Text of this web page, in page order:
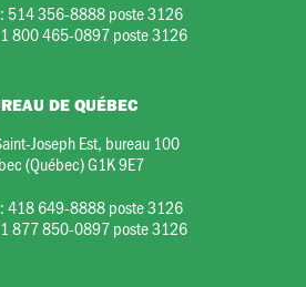
514 356-8888 poste 3126
1 800 465-0897 poste 3126
DE QUÉBEC
Joseph Est, bureau 100
(Québec) G1K 9E7
418 649-8888 poste 3126
1 877 850-0897 poste 3126